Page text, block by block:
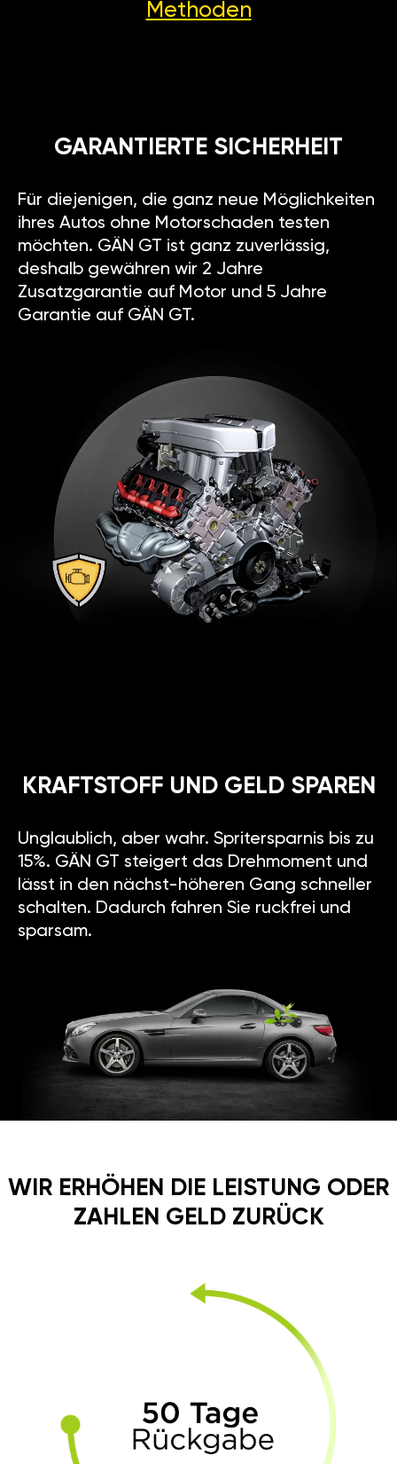
Methoden
GARANTIERTE SICHERHEIT
Für diejenigen, die ganz neue Möglichkeiten
ihres Autos ohne Motorschaden testen
möchten. GÄN GT ist ganz zuverlässig,
deshalb gewähren wir 2 Jahre
Zusatzgarantie auf Motor und 5 Jahre
Garantie auf GÄN GT.
KRAFTSTOFF UND GELD SPAREN
Unglaublich, aber wahr. Spritersparnis bis zu
15%. GÄN GT steigert das Drehmoment und
lässt in den nächst-höheren Gang schneller
schalten. Dadurch fahren Sie ruckfrei und
sparsam.
WIR ERHÖHEN DIE LEISTUNG ODER
ZAHLEN GELD ZURÜCK